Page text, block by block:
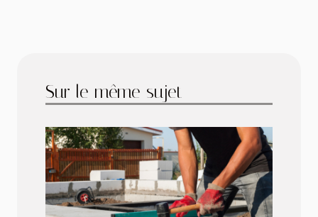
Sur le même sujet